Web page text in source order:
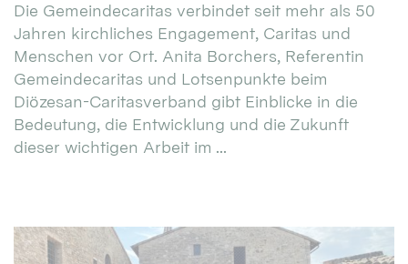
Die Gemeindecaritas verbindet seit mehr als 50
Jahren kirchliches Engagement, Caritas und
Menschen vor Ort. Anita Borchers, Referentin
Gemeindecaritas und Lotsenpunkte beim
Diözesan-Caritasverband gibt Einblicke in die
Bedeutung, die Entwicklung und die Zukunft
dieser wichtigen Arbeit im ...